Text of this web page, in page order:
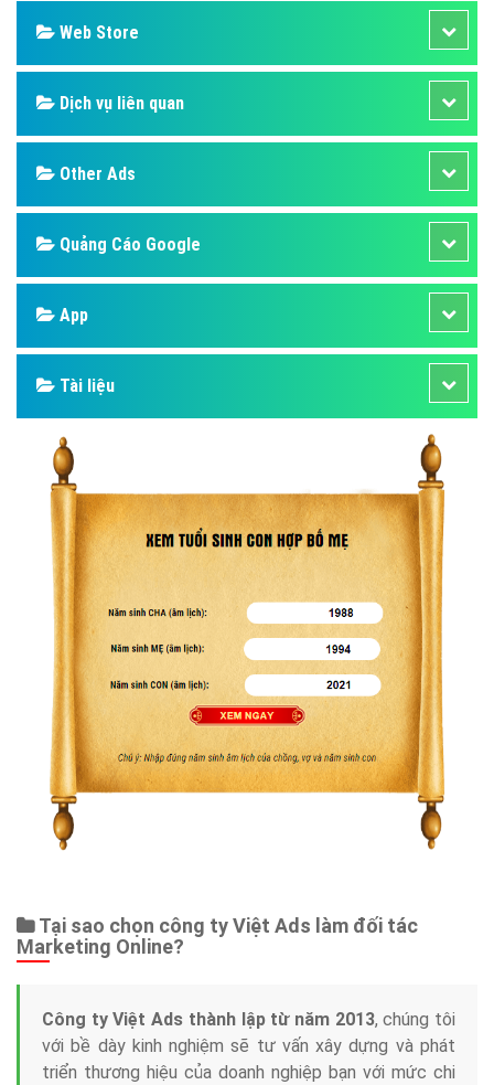
Web Store
Dịch vụ liên quan
Other Ads
Quảng Cáo Google
App
Tài liệu
Tại sao chọn công ty Việt Ads làm đối tác
Marketing Online?
Công ty Việt Ads thành lập từ năm 2013, chúng tôi
với bề dày kinh nghiệm sẽ tư vấn xây dựng và phát
triển thương hiệu của doanh nghiệp bạn với mức chi